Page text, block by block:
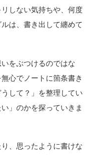
しない気持ちや、何度
は、書き出して纏めて
をぶつけるのではな
心でノートに箇条書き
して？」を整理してい
」のかを探っていきま
、思ったように書けな